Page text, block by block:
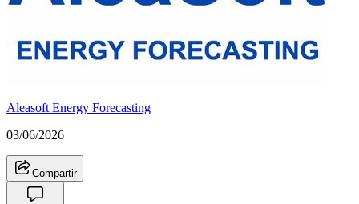
Aleasoft Energy Forecasting
03/06/2026
Compartir